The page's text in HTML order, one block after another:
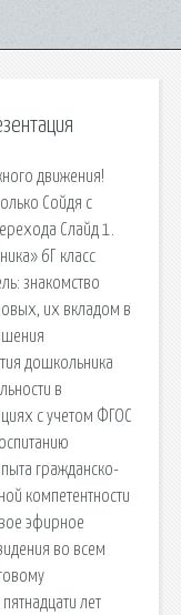
движения!
Сойдя с
Слайд 1.
6Г класс
знакомство
их вкладом в
дошкольника
в
с учетом ФГОС
гражданско-
компетентности
эфирное
во всем
лет